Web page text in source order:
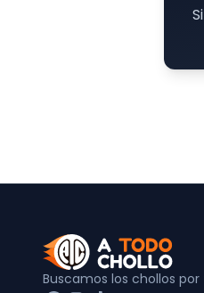
Buscamos los chollos por